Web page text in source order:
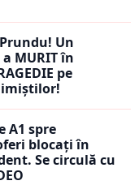
Prundu! Un
a MURIT în
pe
A1 spre
blocați în
Se circulă cu